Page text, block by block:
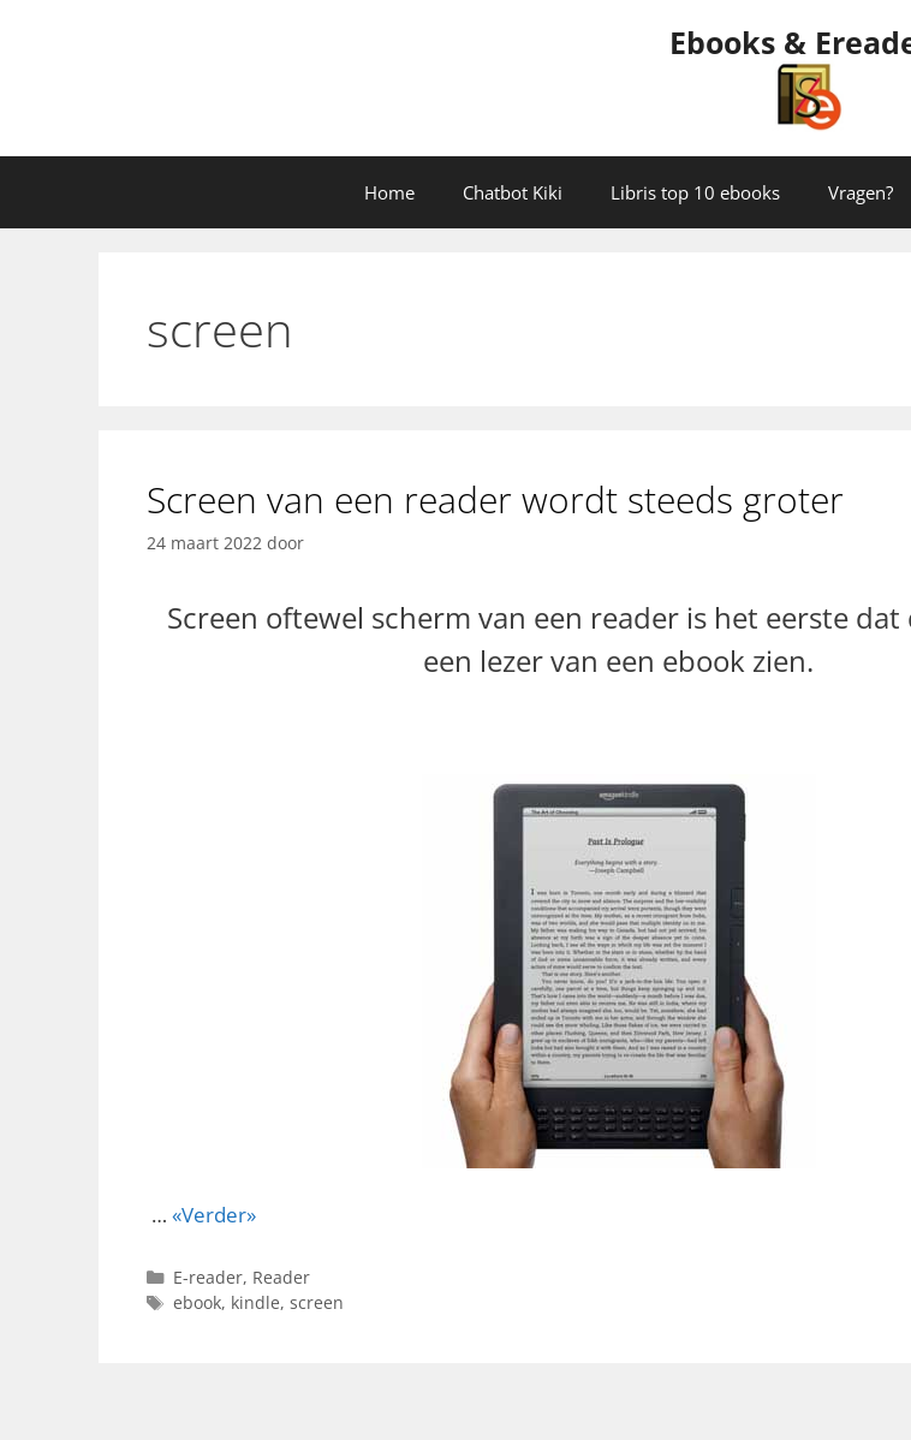
Ebooks &
Home Chatbot Kiki Libris top 10 ebooks Vragen?
screen
Screen van een reader wordt steeds groter
24 maart 2022 door
Screen oftewel scherm van een reader is het eerste dat
een lezer van een ebook zien.
… «Verder»
Categorieën
E-reader, Reader
Tags
ebook, kindle, screen